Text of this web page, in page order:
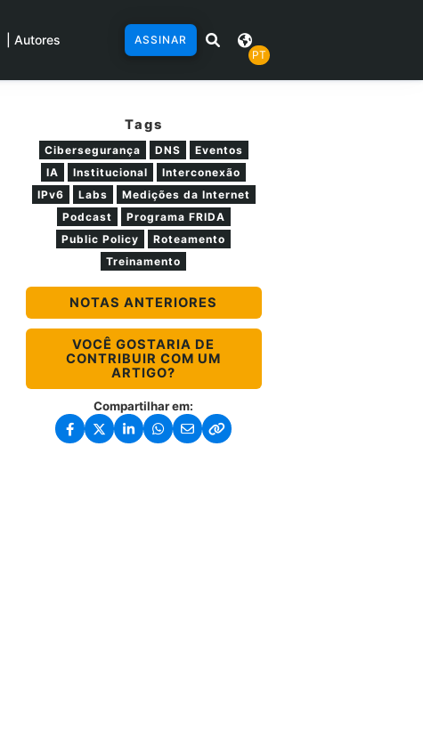
| Autores
ASSINAR
PT
Tags
Cibersegurança DNS
Eventos
IA
Institucional
Interconexão
IPv6
Labs
Medições da Internet
Podcast
Programa FRIDA
Public Policy
Roteamento
Treinamento
NOTAS ANTERIORES
VOCÊ GOSTARIA DE
CONTRIBUIR COM UM
ARTIGO?
Compartilhar em: